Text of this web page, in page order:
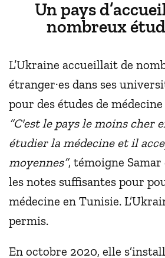
Un pays
nombreux
L’Ukraine accueillait de
étranger·es dans ses
pour des études de
“C'est le pays le moins cher
étudier la médecine et il
moyennes”, témoigne Samar
les notes suffisantes pour
médecine en Tunisie.
permis.
En octobre 2020, elle